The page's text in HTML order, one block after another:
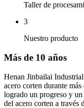
Taller de
3
Nuestro producto
Más de 10 años
Henan Jinbailai
acero corten durante
logrado un progreso y
del acero corten a través